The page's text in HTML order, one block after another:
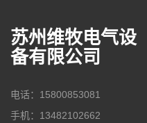
苏州维牧电气设
备有限公司
电话：15800853081
手机：13482102662